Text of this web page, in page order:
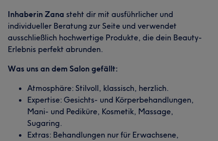
Inhaberin Zana steht dir mit ausführlicher und
individueller Beratung zur Seite und verwendet
ausschließlich hochwertige Produkte, die dein Beauty-
Erlebnis perfekt abrunden.
Was uns an dem Salon gefällt:
Atmosphäre: Stilvoll, klassisch, herzlich.
Expertise: Gesichts- und Körperbehandlungen,
Mani- und Pediküre, Kosmetik, Massage,
Sugaring.
Extras: Behandlungen nur für Erwachsene,